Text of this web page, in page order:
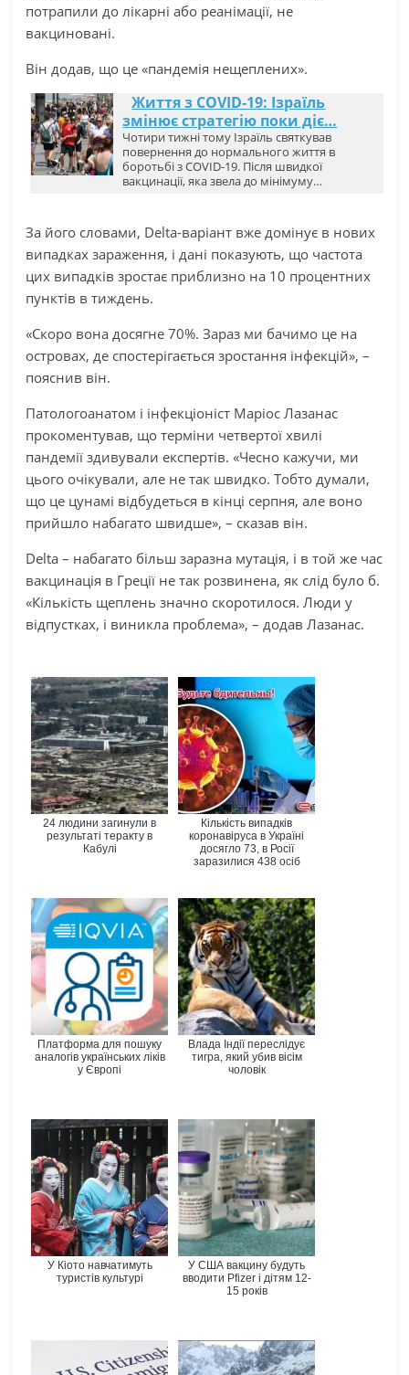
потрапили до лікарні або реанімації, не
вакциновані.
Він додав, що це «пандемія нещеплених».
Життя з COVID-19: Ізраїль
змінює стратегію поки діє…
Чотири тижні тому Ізраїль святкував
повернення до нормального життя в
боротьбі з COVID-19. Після швидкої
вакцинації, яка звела до мінімуму…
За його словами, Delta-варіант вже домінує в нових
випадках зараження, і дані показують, що частота
цих випадків зростає приблизно на 10 процентних
пунктів в тиждень.
«Скоро вона досягне 70%. Зараз ми бачимо це на
островах, де спостерігається зростання інфекцій», –
пояснив він.
Патологоанатом і інфекціоніст Маріос Лазанас
прокоментував, що терміни четвертої хвилі
пандемії здивували експертів. «Чесно кажучи, ми
цього очікували, але не так швидко. Тобто думали,
що це цунамі відбудеться в кінці серпня, але воно
прийшло набагато швидше», – сказав він.
Delta – набагато більш заразна мутація, і в той же час
вакцинація в Греції не так розвинена, як слід було б.
«Кількість щеплень значно скоротилося. Люди у
відпустках, і виникла проблема», – додав Лазанас.
24 людини загинули в
результаті теракту в
Кабулі
Кількість випадків
коронавіруса в Україні
досягло 73, в Росії
заразилися 438 осіб
Платформа для пошуку
аналогів українських ліків
у Європі
Влада Індії переслідує
тигра, який убив вісім
чоловік
У Кіото навчатимуть
туристів культурі
У США вакцину будуть
вводити Pfizer і дітям 12-
15 років